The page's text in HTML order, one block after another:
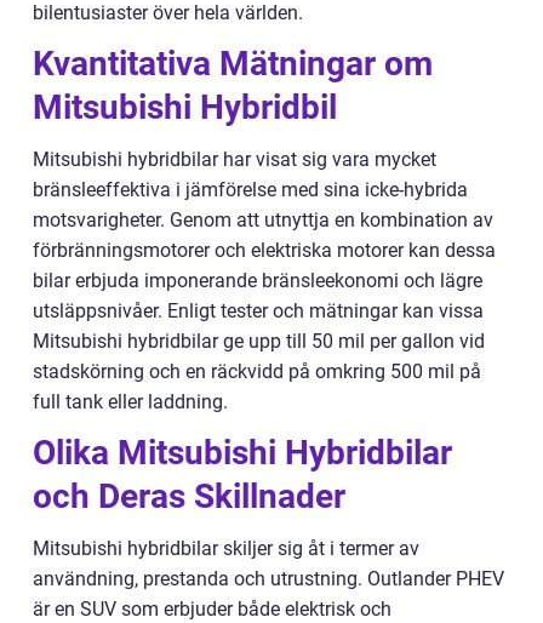
bilentusiaster över hela världen.
Kvantitativa Mätningar om
Mitsubishi Hybridbil
Mitsubishi hybridbilar har visat sig vara mycket
bränsleeffektiva i jämförelse med sina icke-hybrida
motsvarigheter. Genom att utnyttja en kombination av
förbränningsmotorer och elektriska motorer kan dessa
bilar erbjuda imponerande bränsleekonomi och lägre
utsläppsnivåer. Enligt tester och mätningar kan vissa
Mitsubishi hybridbilar ge upp till 50 mil per gallon vid
stadskörning och en räckvidd på omkring 500 mil på
full tank eller laddning.
Olika Mitsubishi Hybridbilar
och Deras Skillnader
Mitsubishi hybridbilar skiljer sig åt i termer av
användning, prestanda och utrustning. Outlander PHEV
är en SUV som erbjuder både elektrisk och